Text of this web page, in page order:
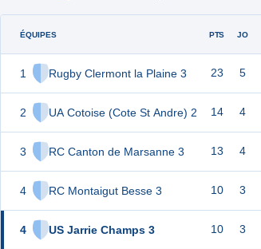
ÉQUIPES
1 Rugby Clermont la Plaine 3
2 UA Cotoise (Cote St Andre) 2
3 RC Canton de Marsanne 3
4 RC Montaigut Besse 3
4 US Jarrie Champs 3
PTS JO
23 5
14 4
13 4
10 3
10 3